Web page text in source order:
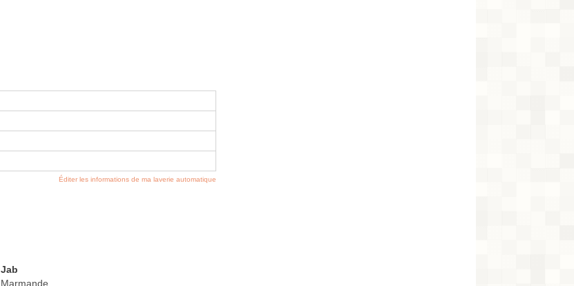
Éditer les informations de ma laverie automatique
Jab
Marmande